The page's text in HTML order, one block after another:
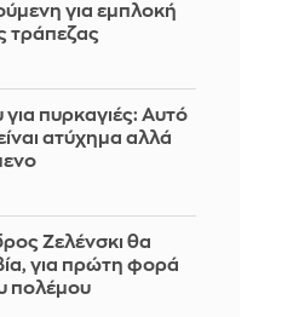
για εμπλοκή
τράπεζας
πυρκαγιές: Αυτό
ατύχημα αλλά
Ζελένσκι θα
για πρώτη φορά
πολέμου